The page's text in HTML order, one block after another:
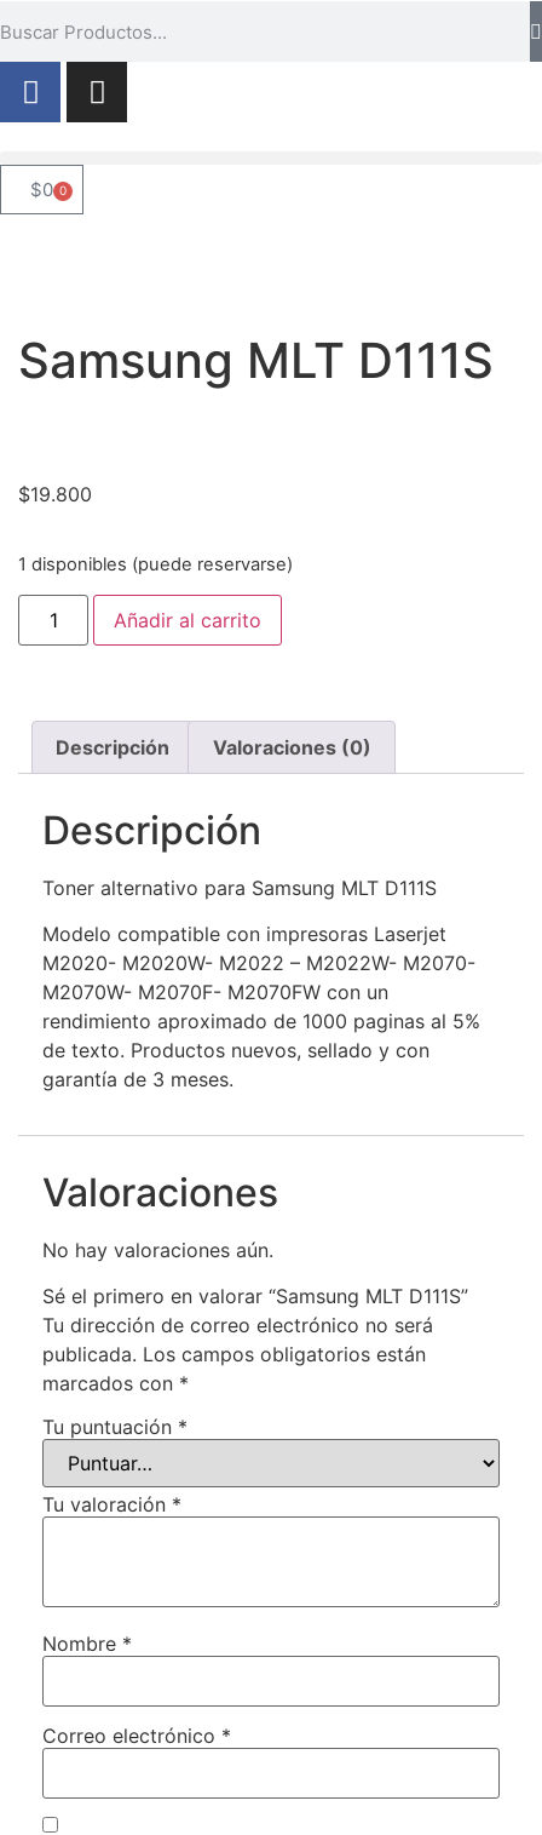
$0 0
Samsung MLT D111S
$19.800
1 disponibles (puede reservarse)
Añadir al carrito
Descripción Valoraciones (0)
Descripción
Toner alternativo para Samsung MLT D111S
Modelo compatible con impresoras Laserjet
M2020- M2020W- M2022 – M2022W- M2070-
M2070W- M2070F- M2070FW con un
rendimiento aproximado de 1000 paginas al 5%
de texto. Productos nuevos, sellado y con
garantía de 3 meses.
Valoraciones
No hay valoraciones aún.
Sé el primero en valorar “Samsung MLT D111S”
Tu dirección de correo electrónico no será
publicada. Los campos obligatorios están
marcados con *
Tu puntuación *
Tu valoración *
Nombre *
Correo electrónico *